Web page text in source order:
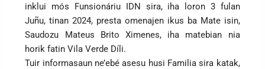
inklui mós Funsionáriu IDN sira, iha loron 3 fulan
Juñu, tinan 2024, presta omenajen ikus ba Mate isin,
Saudozu Mateus Brito Ximenes, iha matebian nia
horik fatin Vila Verde Díli.
Tuir informasaun ne’ebé asesu husi Familia sira katak,